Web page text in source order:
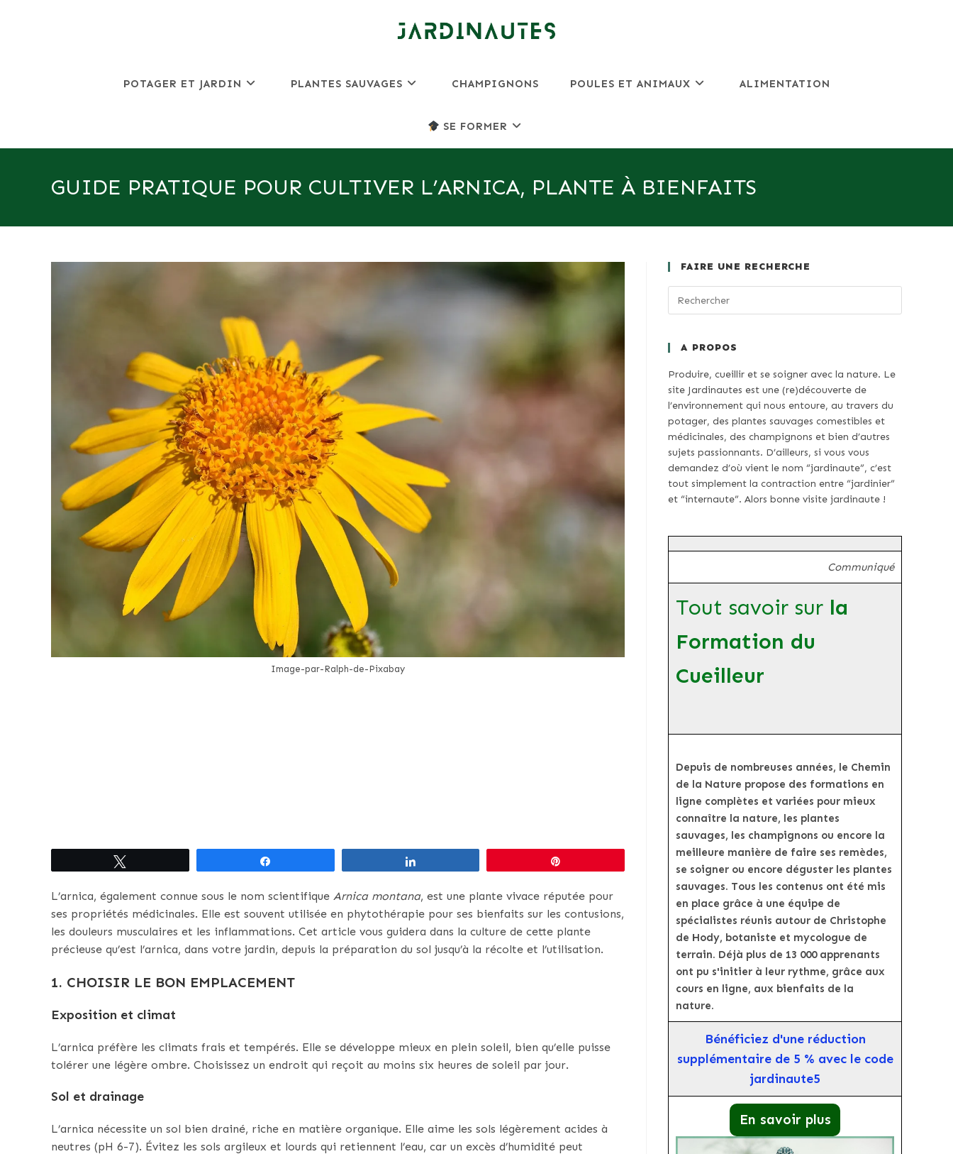
POTAGER ET JARDIN PLANTES SAUVAGES CHAMPIGNONS POULES ET ANIMAUX ALIMENTATION
SE FORMER
GUIDE PRATIQUE POUR CULTIVER L’ARNICA, PLANTE À BIENFAITS
Image-par-Ralph-de-Pixabay
L’arnica, également connue sous le nom scientifique Arnica montana, est une plante vivace réputée pour
ses propriétés médicinales. Elle est souvent utilisée en phytothérapie pour ses bienfaits sur les contusions,
les douleurs musculaires et les inflammations. Cet article vous guidera dans la culture de cette plante
précieuse qu’est l’arnica, dans votre jardin, depuis la préparation du sol jusqu’à la récolte et l’utilisation.
1. CHOISIR LE BON EMPLACEMENT
Exposition et climat
L’arnica préfère les climats frais et tempérés. Elle se développe mieux en plein soleil, bien qu’elle puisse
tolérer une légère ombre. Choisissez un endroit qui reçoit au moins six heures de soleil par jour.
Sol et drainage
L’arnica nécessite un sol bien drainé, riche en matière organique. Elle aime les sols légèrement acides à
neutres (pH 6-7). Évitez les sols argileux et lourds qui retiennent l’eau, car un excès d’humidité peut
FAIRE UNE RECHERCHE
A PROPOS
Produire, cueillir et se soigner avec la nature. Le
site Jardinautes est une (re)découverte de
l’environnement qui nous entoure, au travers du
potager, des plantes sauvages comestibles et
médicinales, des champignons et bien d’autres
sujets passionnants. D’ailleurs, si vous vous
demandez d’où vient le nom “jardinaute”, c’est
tout simplement la contraction entre “jardinier”
et “internaute”. Alors bonne visite jardinaute !
Communiqué
Tout savoir sur la
Formation du
Cueilleur
Depuis de nombreuses années, le Chemin
de la Nature propose des formations en
ligne complètes et variées pour mieux
connaître la nature, les plantes
sauvages, les champignons ou encore la
meilleure manière de faire ses remèdes,
se soigner ou encore déguster les plantes
sauvages. Tous les contenus ont été mis
en place grâce à une équipe de
spécialistes réunis autour de Christophe
de Hody, botaniste et mycologue de
terrain. Déjà plus de 13 000 apprenants
ont pu s'initier à leur rythme, grâce aux
cours en ligne, aux bienfaits de la
nature.
Bénéficiez d'une réduction
supplémentaire de 5 % avec le code
jardinaute5
En savoir plus